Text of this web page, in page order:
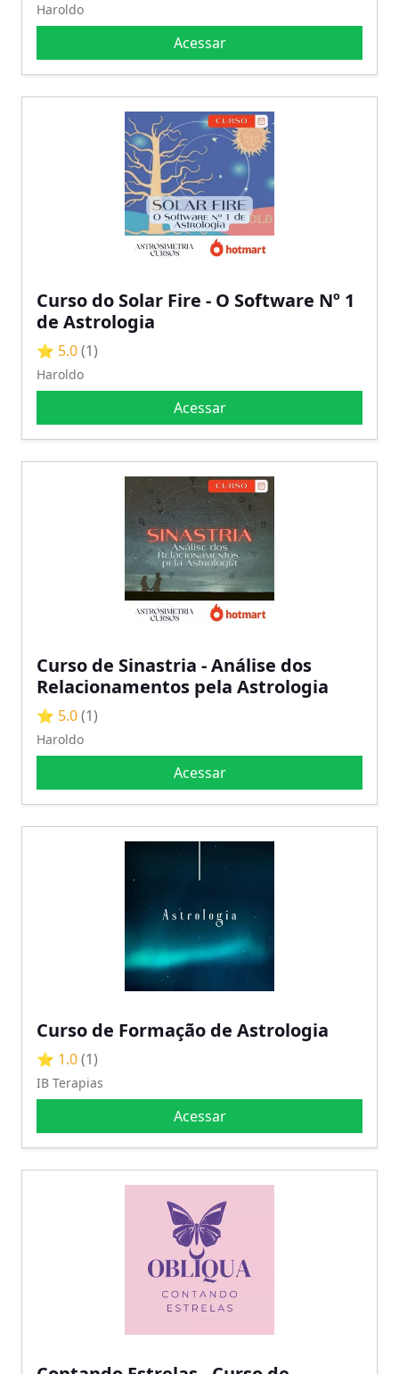
Haroldo
Acessar
Curso do Solar Fire - O Software Nº 1
de Astrologia
⭐ 5.0(1)
Haroldo
Acessar
Curso de Sinastria - Análise dos
Relacionamentos pela Astrologia
⭐ 5.0(1)
Haroldo
Acessar
Curso de Formação de Astrologia
⭐ 1.0(1)
IB Terapias
Acessar